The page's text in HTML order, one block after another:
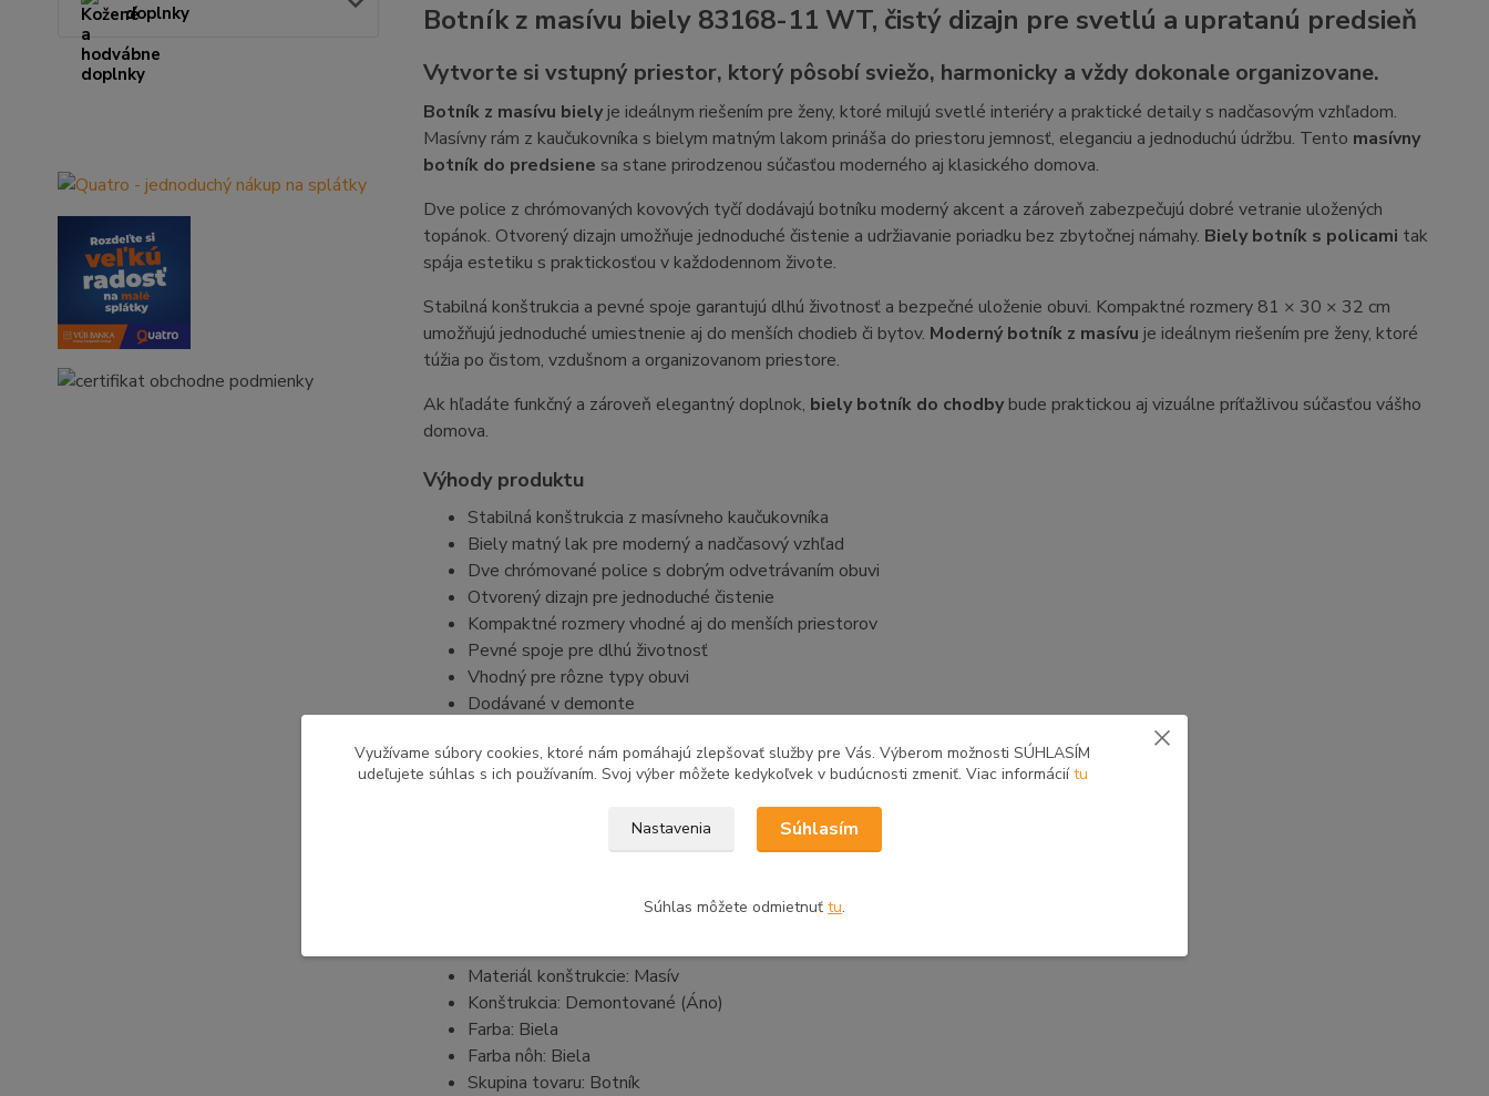
doplnky
Botník z masívu biely 83168-11 WT, čistý dizajn pre svetlú a upratanú predsieň
Vytvorte si vstupný priestor, ktorý pôsobí sviežo, harmonicky a vždy dokonale organizovane.
Botník z masívu bielyje ideálnym riešením pre ženy, ktoré milujú svetlé interiéry a praktické detaily s nadčasovým vzhľadom.
Masívny rám z kaučukovníka s bielym matným lakom prináša do priestoru jemnosť, eleganciu a jednoduchú údržbu. Tento masívny
botník do predsiene sa stane prirodzenou súčasťou moderného aj klasického domova.
Dve police z chrómovaných kovových tyčí dodávajú botníku moderný akcent a zároveň zabezpečujú dobré vetranie uložených
topánok. Otvorený dizajn umožňuje jednoduché čistenie a udržiavanie poriadku bez zbytočnej námahy. Biely botník s policami tak
spája estetiku s praktickosťou v každodennom živote.
Stabilná konštrukcia a pevné spoje garantujú dlhú životnosť a bezpečné uloženie obuvi. Kompaktné rozmery 81 × 30 × 32 cm
umožňujú jednoduché umiestnenie aj do menších chodieb či bytov. Moderný botník z masívu je ideálnym riešením pre ženy, ktoré
túžia po čistom, vzdušnom a organizovanom priestore.
Ak hľadáte funkčný a zároveň elegantný doplnok, biely botník do chodbybude praktickou aj vizuálne príťažlivou súčasťou vášho
domova.
Výhody produktu
Stabilná konštrukcia z masívneho kaučukovníka
Biely matný lak pre moderný a nadčasový vzhľad
Dve chrómované police s dobrým odvetrávaním obuvi
Otvorený dizajn pre jednoduché čistenie
Kompaktné rozmery vhodné aj do menších priestorov
Pevné spoje pre dlhú životnosť
Vhodný pre rôzne typy obuvi
Dodávané v demonte
Parametre produktu
Šírka: 81 cm
Rozmer nohy: 4 × 2 cm
Materiál konštrukcie: Masív
Konštrukcia: Demontované (Áno)
Farba: Biela
Farba nôh: Biela
Skupina tovaru: Botník
Využívame súbory cookies, ktoré nám pomáhajú zlepšovať služby pre Vás. Výberom možnosti SÚHLASÍM
udeľujete súhlas s ich používaním. Svoj výber môžete kedykoľvek v budúcnosti zmeniť. Viac informáciítu
Nastavenia Súhlasím
Súhlas môžete odmietnuť tu.